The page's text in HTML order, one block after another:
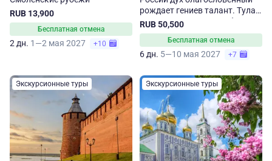
RUB 13,900
Бесплатная отмена
2 дн. 1—2 мая 2027 +10
рождает гениев талант. Тула
– Липецк – Елец – Тамбов –
Пенза – Нижний Новгород
RUB 50,500
Бесплатная отмена
6 дн. 5—10 мая 2027 +7
Экскурсионные туры Экскурсионные туры